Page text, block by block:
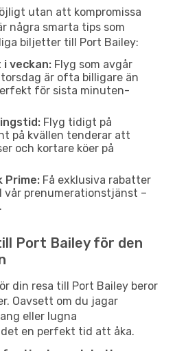
utan att kompromissa
några smarta tips som
biljetter till Port Bailey:
veckan: Flyg som avgår
är ofta billigare än
för sista minuten-
Flyg tidigt på
på kvällen tenderar att
och kortare köer på
Prime: Få exklusiva rabatter
vår prenumerationstjänst –
Port Bailey för den
din resa till Port Bailey beror
Oavsett om du jagar
eller lugna
en perfekt tid att åka.